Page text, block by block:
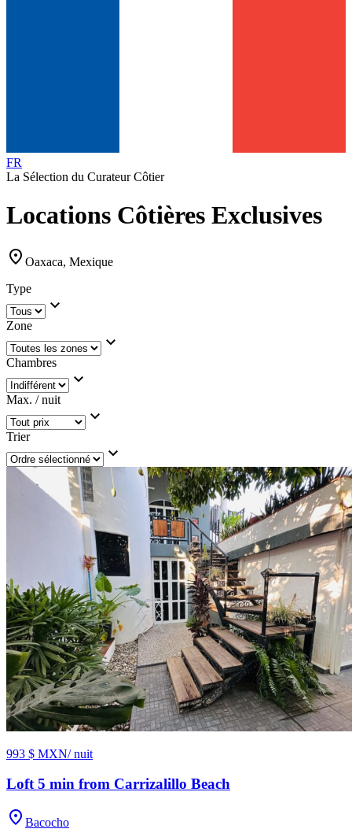
FR
La Sélection du Curateur Côtier
Locations Côtières Exclusives
location_on Oaxaca, Mexique
Type
expand_more
Zone
expand_more
Chambres
expand_more
Max. / nuit
expand_more
Trier
expand_more
993 $ MXN/ nuit
Loft 5 min from Carrizalillo Beach
location_on Bacocho